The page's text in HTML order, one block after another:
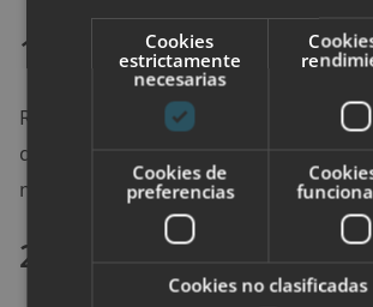
1. Acepta lo que
Reconoce tus emociones sin
dolor, decepción o alivio. La
mismo es el primer paso.
2. Establece límites
Cookies
estrictamente
necesarias
Cookies de
preferencias
Cookies no clasificadas